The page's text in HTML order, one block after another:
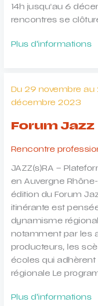
14h jusqu’au 6
rencontres se
Rencontres
public
Plus d'informations
Du 29 novembre au
décembre 2023
Forum Jazz
Rencontre
JAZZ(s)RA –
en Auvergne
édition du Forum
itinérante est
dynamisme
notamment par les
producteurs, les
écoles qui
régionale Le
Forum
Plus d'informations